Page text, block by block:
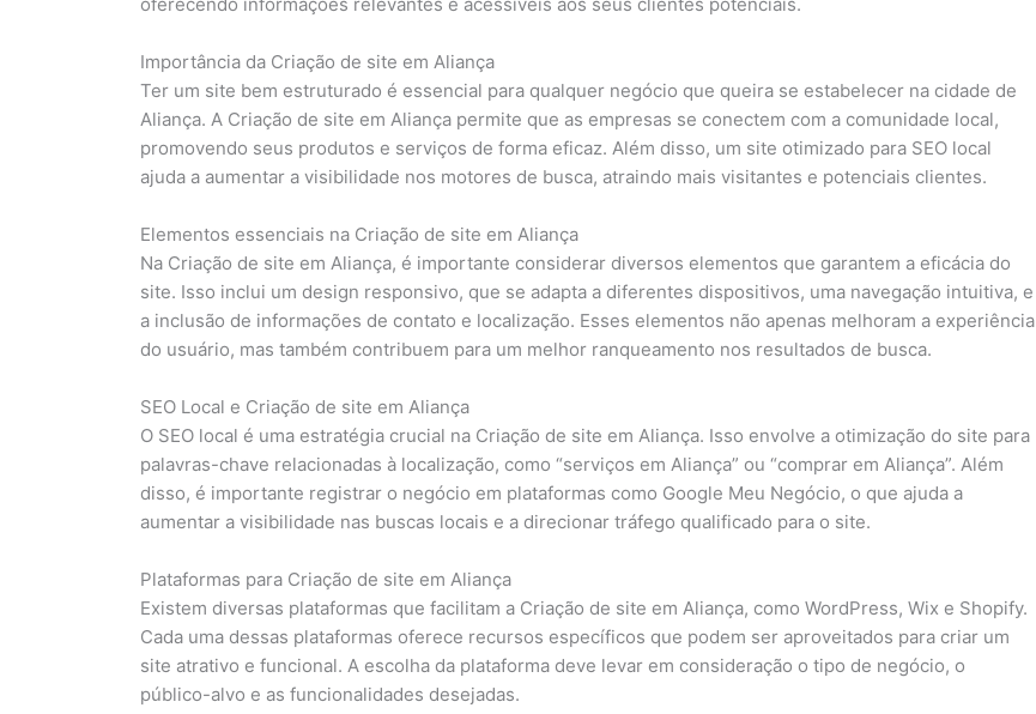
Importância da Criação de site em Aliança
Ter um site bem estruturado é essencial para qualquer negócio que queira se estabelecer na cidade de
Aliança. A Criação de site em Aliança permite que as empresas se conectem com a comunidade local,
promovendo seus produtos e serviços de forma eficaz. Além disso, um site otimizado para SEO local
ajuda a aumentar a visibilidade nos motores de busca, atraindo mais visitantes e potenciais clientes.
Elementos essenciais na Criação de site em Aliança
Na Criação de site em Aliança, é importante considerar diversos elementos que garantem a eficácia do
site. Isso inclui um design responsivo, que se adapta a diferentes dispositivos, uma navegação intuitiva, e
a inclusão de informações de contato e localização. Esses elementos não apenas melhoram a experiência
do usuário, mas também contribuem para um melhor ranqueamento nos resultados de busca.
SEO Local e Criação de site em Aliança
O SEO local é uma estratégia crucial na Criação de site em Aliança. Isso envolve a otimização do site para
palavras-chave relacionadas à localização, como “serviços em Aliança” ou “comprar em Aliança”. Além
disso, é importante registrar o negócio em plataformas como Google Meu Negócio, o que ajuda a
aumentar a visibilidade nas buscas locais e a direcionar tráfego qualificado para o site.
Plataformas para Criação de site em Aliança
Existem diversas plataformas que facilitam a Criação de site em Aliança, como WordPress, Wix e Shopify.
Cada uma dessas plataformas oferece recursos específicos que podem ser aproveitados para criar um
site atrativo e funcional. A escolha da plataforma deve levar em consideração o tipo de negócio, o
público-alvo e as funcionalidades desejadas.